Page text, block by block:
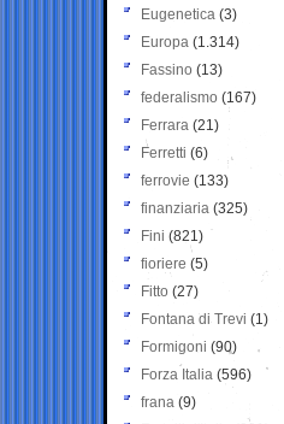
Eugenetica (3)
Europa (1.314)
Fassino (13)
federalismo (167)
Ferrara (21)
Ferretti (6)
ferrovie (133)
finanziaria (325)
Fini (821)
fioriere (5)
Fitto (27)
Fontana di Trevi (1)
Formigoni (90)
Forza Italia (596)
frana (9)